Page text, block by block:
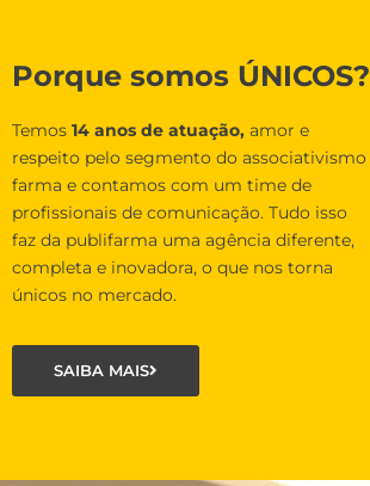
Porque somos ÚNICOS?
Temos 14 anos de atuação, amor e
respeito pelo segmento do associativismo
farma e contamos com um time de
profissionais de comunicação. Tudo isso
faz da publifarma uma agência diferente,
completa e inovadora, o que nos torna
únicos no mercado.
SAIBA MAIS